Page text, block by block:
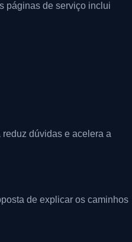
páginas de serviço inclui
dúvidas e acelera a
de explicar os caminhos